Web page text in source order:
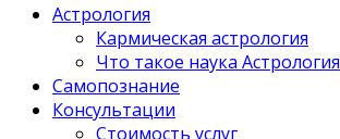
Астрология
Кармическая астрология
Что такое наука Астрология
Самопознание
Консультации
Стоимость услуг